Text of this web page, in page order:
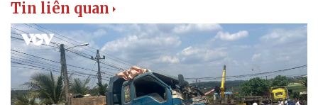
Tin liên quan